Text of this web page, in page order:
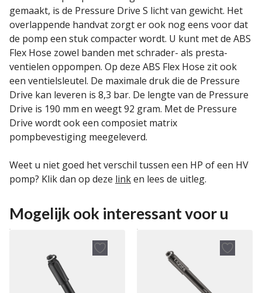
gemaakt, is de Pressure Drive S licht van gewicht. Het
overlappende handvat zorgt er ook nog eens voor dat
de pomp een stuk compacter wordt. U kunt met de ABS
Flex Hose zowel banden met schrader- als presta-
ventielen oppompen. Op deze ABS Flex Hose zit ook
een ventielsleutel. De maximale druk die de Pressure
Drive kan leveren is 8,3 bar. De lengte van de Pressure
Drive is 190 mm en weegt 92 gram. Met de Pressure
Drive wordt ook een composiet matrix
pompbevestiging meegeleverd.
Weet u niet goed het verschil tussen een HP of een HV
pomp? Klik dan op deze linken lees de uitleg.
Mogelijk ook interessant voor u